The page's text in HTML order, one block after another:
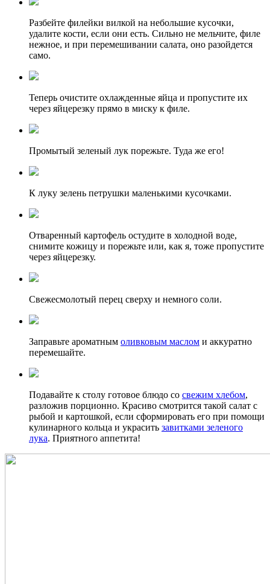
Разбейте филейки вилкой на небольшие кусочки,
удалите кости, если они есть. Сильно не мельчите, филе
нежное, и при перемешивании салата, оно разойдется
само.
Теперь очистите охлажденные яйца и пропустите их
через яйцерезку прямо в миску к филе.
Промытый зеленый лук порежьте. Туда же его!
К луку зелень петрушки маленькими кусочками.
Отваренный картофель остудите в холодной воде,
снимите кожицу и порежьте или, как я, тоже пропустите
через яйцерезку.
Свежесмолотый перец сверху и немного соли.
Заправьте ароматным оливковым маслом и аккуратно
перемешайте.
Подавайте к столу готовое блюдо со свежим хлебом,
разложив порционно. Красиво смотрится такой салат с
рыбой и картошкой, если сформировать его при помощи
кулинарного кольца и украсить завитками зеленого
лука. Приятного аппетита!